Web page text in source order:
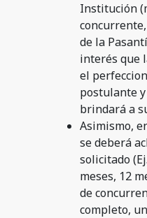
Institución
de la
interés que
el
postulante
brindará a
Asimismo,
se deberá
solicitado
meses, 12
de
completo,